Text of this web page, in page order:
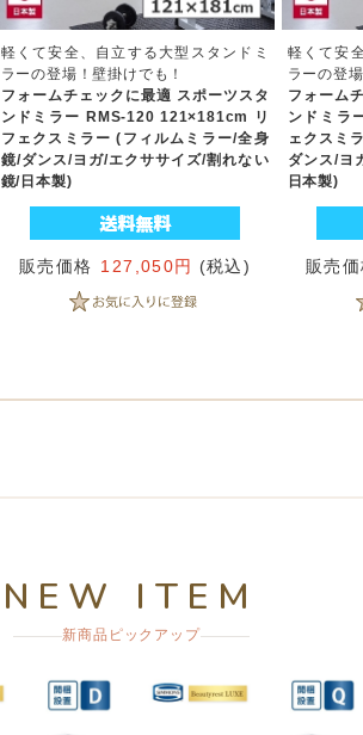
軽くて安全、自立する大型スタンドミ
ラーの登場！壁掛けでも！
フォームチェックに最適 スポーツスタ
ンドミラー RMS-120 121×181cm リ
フェクスミラー (フィルムミラー/全身
鏡/ダンス/ヨガ/エクササイズ/割れない
鏡/日本製)
販売価格 127,050円 (税込)
軽くて安
ラーの登
フォーム
ンドミラ
ェクスミ
ダンス/ヨ
日本製)
販売価